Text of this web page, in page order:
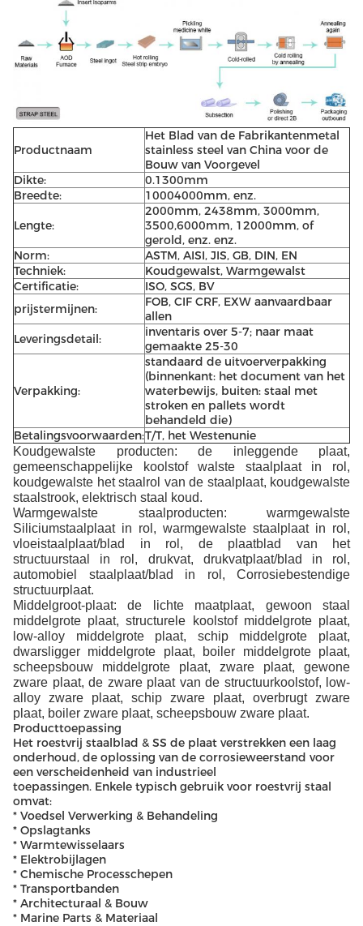
Productnaam
Het Blad van de Fabrikantenmetal
stainless steel van China voor de
Bouw van Voorgevel
Dikte:
0.1300mm
Breedte:
10004000mm, enz.
Lengte:
2000mm, 2438mm, 3000mm,
3500,6000mm, 12000mm, of
gerold, enz. enz.
Norm:
ASTM, AISI, JIS, GB, DIN, EN
Techniek:
Koudgewalst, Warmgewalst
Certificatie:
ISO, SGS, BV
prijstermijnen:
FOB, CIF CRF, EXW aanvaardbaar
allen
Leveringsdetail:
inventaris over 5-7; naar maat
gemaakte 25-30
Verpakking:
standaard de uitvoerverpakking
(binnenkant: het document van het
waterbewijs, buiten: staal met
stroken en pallets wordt
behandeld die)
Betalingsvoorwaarden:T/T, het Westenunie
Koudgewalste producten: de inleggende plaat,
gemeenschappelijke koolstof walste staalplaat in rol,
koudgewalste het staalrol van de staalplaat, koudgewalste
staalstrook, elektrisch staal koud.
Warmgewalste staalproducten: warmgewalste
Siliciumstaalplaat in rol, warmgewalste staalplaat in rol,
vloeistaalplaat/blad in rol, de plaatblad van het
structuurstaal in rol, drukvat, drukvatplaat/blad in rol,
automobiel staalplaat/blad in rol, Corrosiebestendige
structuurplaat.
Middelgroot-plaat: de lichte maatplaat, gewoon staal
middelgrote plaat, structurele koolstof middelgrote plaat,
low-alloy middelgrote plaat, schip middelgrote plaat,
dwarsligger middelgrote plaat, boiler middelgrote plaat,
scheepsbouw middelgrote plaat, zware plaat, gewone
zware plaat, de zware plaat van de structuurkoolstof, low-
alloy zware plaat, schip zware plaat, overbrugt zware
plaat, boiler zware plaat, scheepsbouw zware plaat.
Producttoepassing
Het roestvrij staalblad & SS de plaat verstrekken een laag
onderhoud, de oplossing van de corrosieweerstand voor
een verscheidenheid van industrieel
toepassingen. Enkele typisch gebruik voor roestvrij staal
omvat:
* Voedsel Verwerking & Behandeling
* Opslagtanks
* Warmtewisselaars
* Elektrobijlagen
* Chemische Processchepen
* Transportbanden
* Architecturaal & Bouw
* Marine Parts & Materiaal